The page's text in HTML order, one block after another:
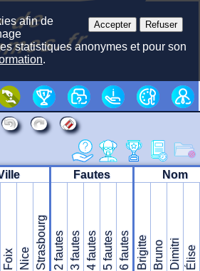
f
Fautes Nom
Foix Nice Strasbourg 2 fautes3 fautes4 fautes5 fautes6 fautes Brigitte Bruno Dimitri Élise
Accepter Refuser
afin de
statistiques anonymes et pour son
.